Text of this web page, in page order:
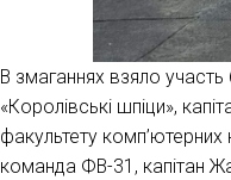
В змаганнях взяло
«Королівські шпіци»,
факультету комп’ютерних
команда ФВ-31, капітан